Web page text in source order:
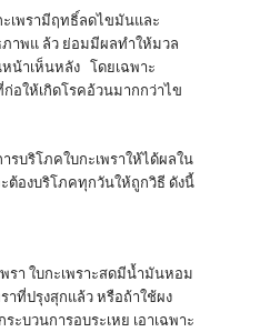
รามีฤทธิ์ลดไขมันและ
าพแ ล้ว ย่อมมีผลทำให้มวล
หน้าเห็นหลัง โดยเฉพาะ
อให้เกิดโรคอ้วนมากกว่าไข
ริโภคใบกะเพราให้ได้ผลใน
ต้องบริโภคทุกวันให้ถูกวิธี ดังนี้
รา ใบกะเพราะสดมีน้ำมันหอม
าที่ปรุงสุกแล้ว หรือถ้าใช้ผง
ะบวนการอบระเหย เอาเฉพาะ